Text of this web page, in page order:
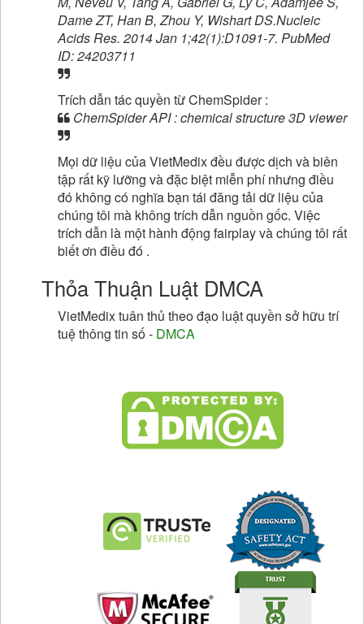
Dame ZT, Han B, Zhou Y, Wishart DS.Nucleic
Acids Res. 2014 Jan 1;42(1):D1091-7. PubMed
ID: 24203711
Trích dẫn tác quyền từ ChemSpider :
ChemSpider API : chemical structure 3D viewer
Mọi dữ liệu của VietMedix đều được dịch và biên
tập rất kỹ lưỡng và đặc biệt miễn phí nhưng điều
đó không có nghĩa bạn tái đăng tải dữ liệu của
chúng tôi mà không trích dẫn nguồn gốc. Việc
trích dẫn là một hành động fairplay và chúng tôi rất
biết ơn điều đó .
Thỏa Thuận Luật DMCA
VietMedix tuân thủ theo đạo luật quyền sở hữu trí
tuệ thông tin số - DMCA